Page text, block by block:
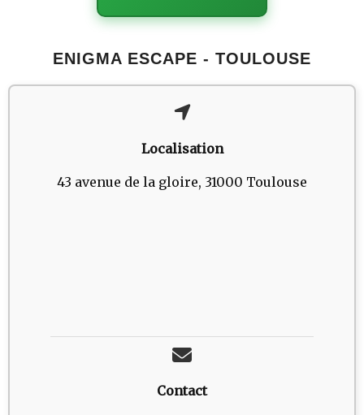
ENIGMA ESCAPE - TOULOUSE
Localisation
43 avenue de la gloire, 31000 Toulouse
Contact